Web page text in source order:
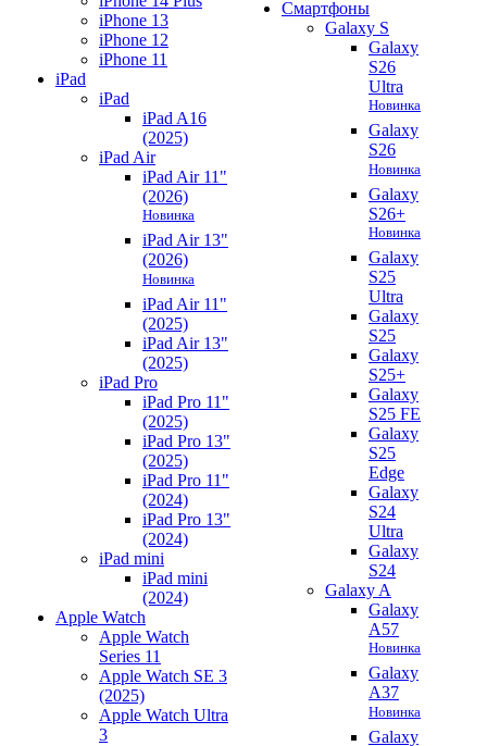
iPhone 13
iPhone 12
iPhone 11
iPad
iPad
iPad A16
(2025)
iPad Air
iPad Air 11"
(2026)
Новинка
iPad Air 13"
(2026)
Новинка
iPad Air 11"
(2025)
iPad Air 13"
(2025)
iPad Pro
iPad Pro 11"
(2025)
iPad Pro 13"
(2025)
iPad Pro 11"
(2024)
iPad Pro 13"
(2024)
iPad mini
iPad mini
(2024)
Apple Watch
Apple Watch
Series 11
Apple Watch SE 3
(2025)
Apple Watch Ultra
3
Смартфоны
Galaxy S
Galaxy
S26
Ultra
Новинка
Galaxy
S26
Новинка
Galaxy
S26+
Новинка
Galaxy
S25
Ultra
Galaxy
S25
Galaxy
S25+
Galaxy
S25 FE
Galaxy
S25
Edge
Galaxy
S24
Ultra
Galaxy
S24
Galaxy A
Galaxy
A57
Новинка
Galaxy
A37
Новинка
Galaxy